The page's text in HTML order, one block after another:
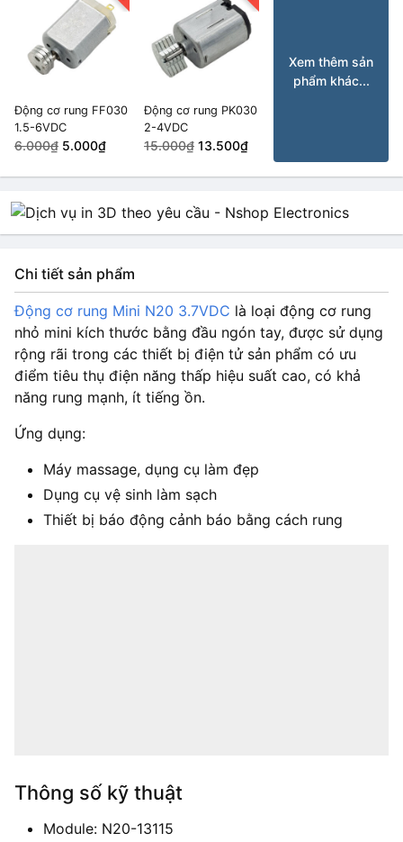
Động cơ rung FF030
1.5-6VDC
6.000₫ 5.000₫
Động cơ rung PK030
2-4VDC
15.000₫ 13.500₫
Xem thêm sản
phẩm khác...
Chi tiết sản phẩm
Động cơ rung Mini N20 3.7VDC là loại động cơ rung
nhỏ mini kích thước bằng đầu ngón tay, được sử dụng
rộng rãi trong các thiết bị điện tử sản phẩm có ưu
điểm tiêu thụ điện năng thấp hiệu suất cao, có khả
năng rung mạnh, ít tiếng ồn.
Ứng dụng:
Máy massage, dụng cụ làm đẹp
Dụng cụ vệ sinh làm sạch
Thiết bị báo động cảnh báo bằng cách rung
Thông số kỹ thuật
Module: N20-13115